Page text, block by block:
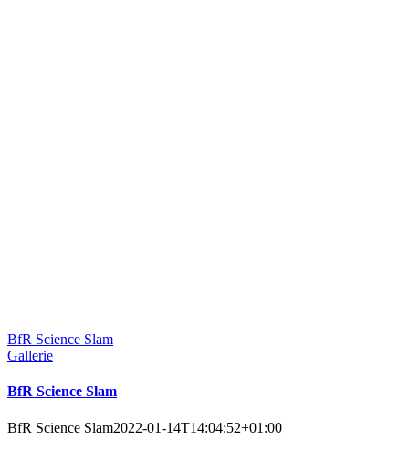
BfR Science Slam
Gallerie
BfR Science Slam
BfR Science Slam2022-01-14T14:04:52+01:00